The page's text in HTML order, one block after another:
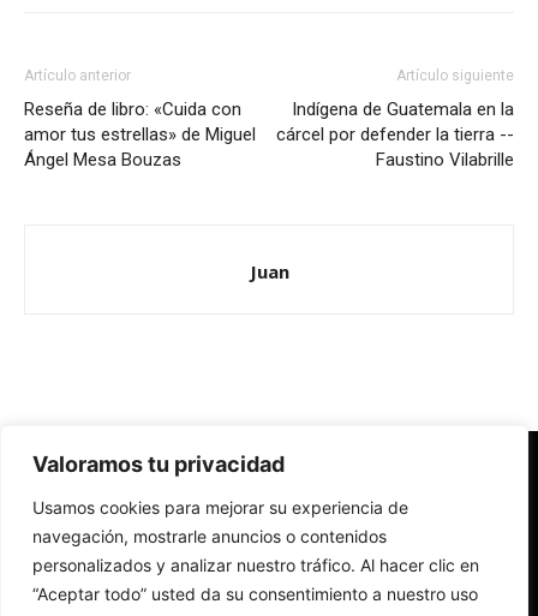
Valoramos tu privacidad
Usamos cookies para mejorar su experiencia de
navegación, mostrarle anuncios o contenidos
personalizados y analizar nuestro tráfico. Al hacer clic en
“Aceptar todo” usted da su consentimiento a nuestro uso
Artículo anterior
Reseña de libro: «Cuida con
amor tus estrellas» de Miguel
Ángel Mesa Bouzas
Artículo siguiente
Indígena de Guatemala en la
cárcel por defender la tierra --
Faustino Vilabrille
Juan
Redes Cristianas
Una mirada alternativa sobre la Iglesia católica y la sociedad
- Colectivos de Redes Cristianas